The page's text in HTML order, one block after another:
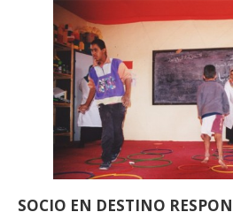
SOCIO EN DESTINO